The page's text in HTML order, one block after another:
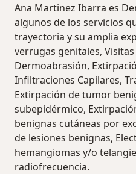
Ana Martinez Ibarra es
algunos de los servicios
trayectoria y su amplia
verrugas genitales,
Dermoabrasión,
Infiltraciones Capilares,
Extirpación de tumor
subepidérmico,
benignas cutáneas por
de lesiones benignas,
hemangiomas y/o
radiofrecuencia.